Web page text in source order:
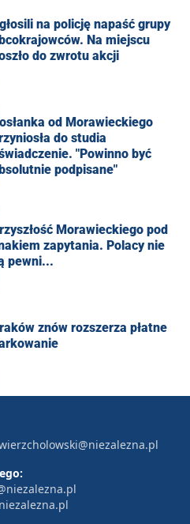
na policję napaść grupy
Na miejscu
do zwrotu akcji
od Morawieckiego
do studia
"Powinno być
podpisane"
Morawieckiego pod
zapytania. Polacy nie
pewni...
znów rozszerza płatne